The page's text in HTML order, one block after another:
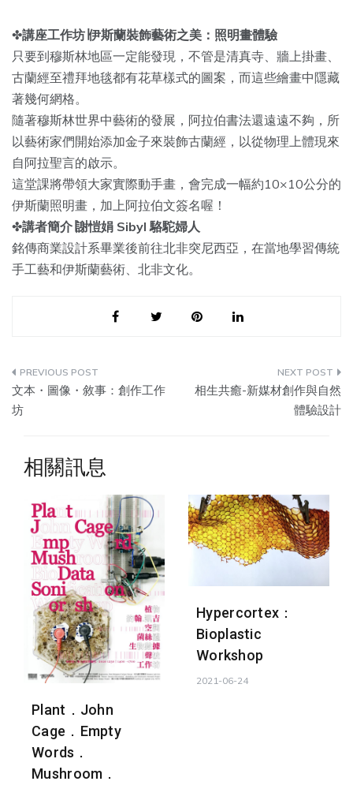
✤講座工作坊∣伊斯蘭裝飾藝術之美：照明畫體驗
只要到穆斯林地區一定能發現，不管是清真寺、牆上掛畫、
古蘭經至禮拜地毯都有花草樣式的圖案， 而這些繪畫中隱藏
著幾何網格。
隨著穆斯林世界中藝術的發展，阿拉伯書法還遠遠不夠， 所
以藝術家們開始添加金子來裝飾古蘭經， 以從物理上體現來
自阿拉聖言的啟示。
這堂課將帶領大家實際動手畫，會完成一幅約10×10公分的
伊斯蘭照明畫，加上阿拉伯文簽名喔！
✤講者簡介∣謝愷娟 Sibyl 駱駝婦人
銘傳商業設計系畢業後前往北非突尼西亞， 在當地學習傳統
手工藝和伊斯蘭藝術、北非文化。
Post
navigation
文本・圖像・敘事：創作工作
坊
相生共癒-新媒材創作與自然
體驗設計
相關訊息
Plant．John
Cage．Empty
Words．
Mushroom．
Hypercortex：
Bioplastic
Workshop
2021-06-24